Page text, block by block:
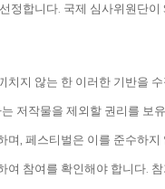
정합니다. 국제 심사위원단
지 않는 한 이러한 기반을
저작물을 제외할 권리를 보
, 페스티벌은 이를 준수하지
참여를 확인해야 합니다.